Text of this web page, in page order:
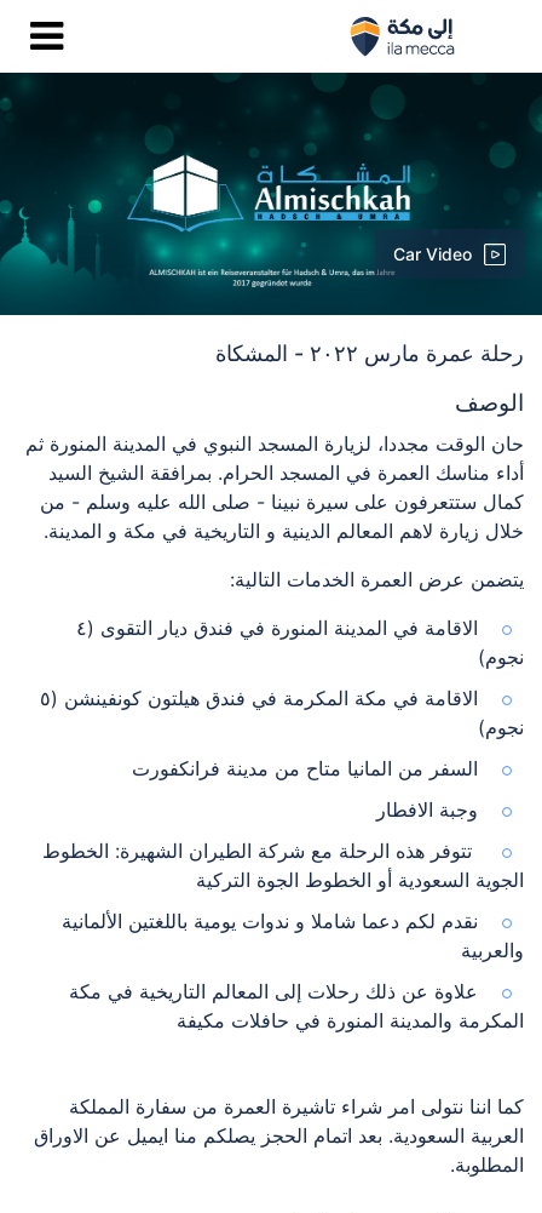
Car Video
رحلة عمرة مارس ٢٠٢٢ - المشكاة
الوصف
حان الوقت مجددا، لزيارة المسجد النبوي في المدينة المنورة ثم
أداء مناسك العمرة في المسجد الحرام. بمرافقة الشيخ السيد
كمال ستتعرفون على سيرة نبينا - صلى الله عليه وسلم - من
خلال زيارة لاهم المعالم الدينية و التاريخية في مكة و المدينة.
يتضمن عرض العمرة الخدمات التالية:
الاقامة في المدينة المنورة في فندق ديار التقوى (٤
نجوم)
الاقامة في مكة المكرمة في فندق هيلتون كونفينشن (٥
نجوم)
السفر من المانيا متاح من مدينة فرانكفورت
وجبة الافطار
تتوفر هذه الرحلة مع شركة الطيران الشهيرة: الخطوط
الجوية السعودية أو الخطوط الجوة التركية
نقدم لكم دعما شاملا و ندوات يومية باللغتين الألمانية
والعربية
علاوة عن ذلك رحلات إلى المعالم التاريخية في مكة
المكرمة والمدينة المنورة في حافلات مكيفة
كما اننا نتولى امر شراء تاشيرة العمرة من سفارة المملكة
العربية السعودية. بعد اتمام الحجز يصلكم منا ايميل عن الاوراق
المطلوبة.